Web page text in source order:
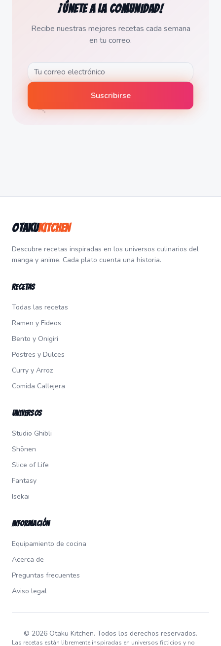
🍡
¡Únete a la comunidad!
Recibe nuestras mejores recetas cada semana
en tu correo.
Suscribirse
OtakuKitchen
Descubre recetas inspiradas en los universos culinarios del
manga y anime. Cada plato cuenta una historia.
Recetas
Todas las recetas
Ramen y Fideos
Bento y Onigiri
Postres y Dulces
Curry y Arroz
Comida Callejera
Universos
Studio Ghibli
Shōnen
Slice of Life
Fantasy
Isekai
Información
Equipamiento de cocina
Acerca de
Preguntas frecuentes
Aviso legal
© 2026 Otaku Kitchen. Todos los derechos reservados.
Las recetas están libremente inspiradas en universos ficticios y no